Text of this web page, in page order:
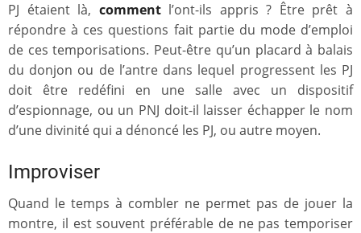
PJ étaient là, commentl’ont-ils appris ? Être prêt à
répondre à ces questions fait partie du mode d’emploi
de ces temporisations. Peut-être qu’un placard à balais
du donjon ou de l’antre dans lequel progressent les PJ
doit être redéfini en une salle avec un dispositif
d’espionnage, ou un PNJ doit-il laisser échapper le nom
d’une divinité qui a dénoncé les PJ, ou autre moyen.
Improviser
Quand le temps à combler ne permet pas de jouer la
montre, il est souvent préférable de ne pas temporiser